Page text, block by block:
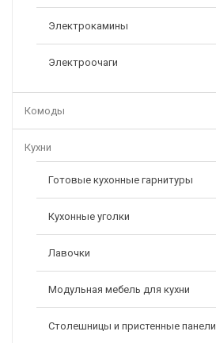
Электрокамины
Электроочаги
Комоды
Кухни
Готовые кухонные гарнитуры
Кухонные уголки
Лавочки
Модульная мебель для кухни
Столешницы и пристенные панели